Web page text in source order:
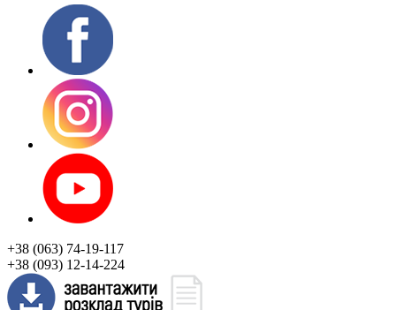
+38 (063) 74-19-117
+38 (093) 12-14-224